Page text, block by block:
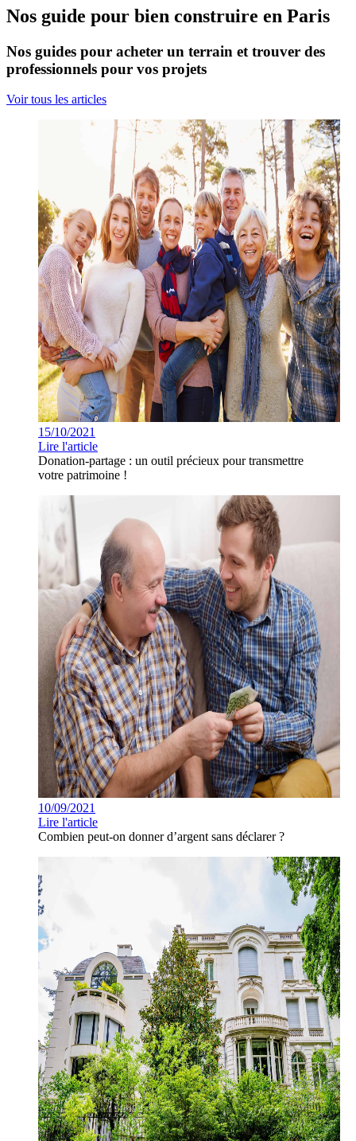
Nos guide pour bien construire en Paris
Nos guides pour acheter un terrain et trouver des
professionnels pour vos projets
Voir tous les articles
15/10/2021
Lire l'article
Donation-partage : un outil précieux pour transmettre
votre patrimoine !
10/09/2021
Lire l'article
Combien peut-on donner d’argent sans déclarer ?